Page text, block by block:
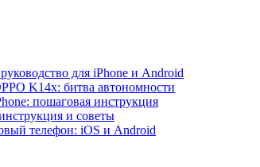
для iPhone и Android
K14x: битва автономности
пошаговая инструкция
и советы
телефон: iOS и Android